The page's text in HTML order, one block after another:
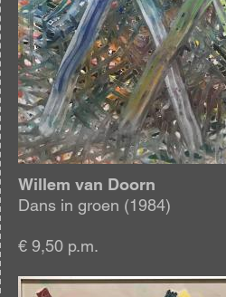
Willem van Doorn
Dans in groen (1984)
€ 9,50 p.m.
Afbeelding